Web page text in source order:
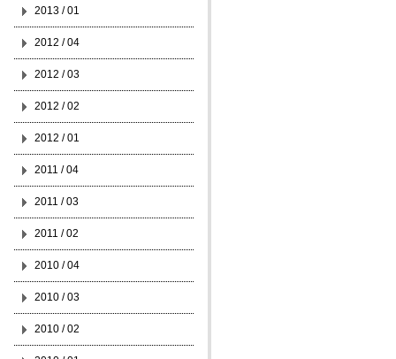
2013 / 01
2012 / 04
2012 / 03
2012 / 02
2012 / 01
2011 / 04
2011 / 03
2011 / 02
2010 / 04
2010 / 03
2010 / 02